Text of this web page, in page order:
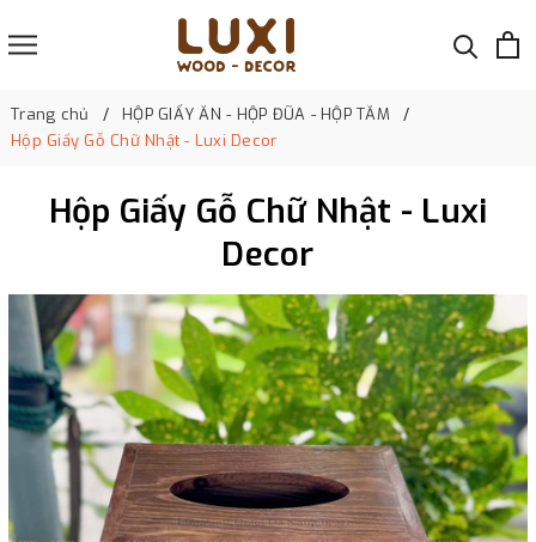
Trang chủ
HỘP GIẤY ĂN - HỘP ĐŨA - HỘP TĂM
Hộp Giấy Gỗ Chữ Nhật - Luxi Decor
Hộp Giấy Gỗ Chữ Nhật - Luxi
Decor